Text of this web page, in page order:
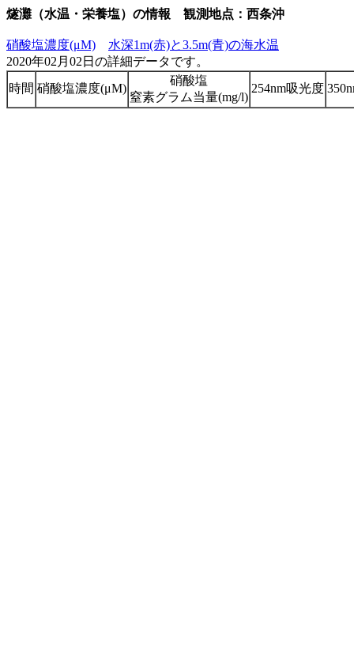
燧灘（水温・栄養塩）の情報 観測地点：西条沖
硝酸塩濃度(μM)
水深1m(赤)と3.5m(青)の海水温
2020年02月02日の詳細データです。
時間 硝酸塩濃度(μM)
硝酸塩
窒素グラム当量(mg/l)
254nm吸光度